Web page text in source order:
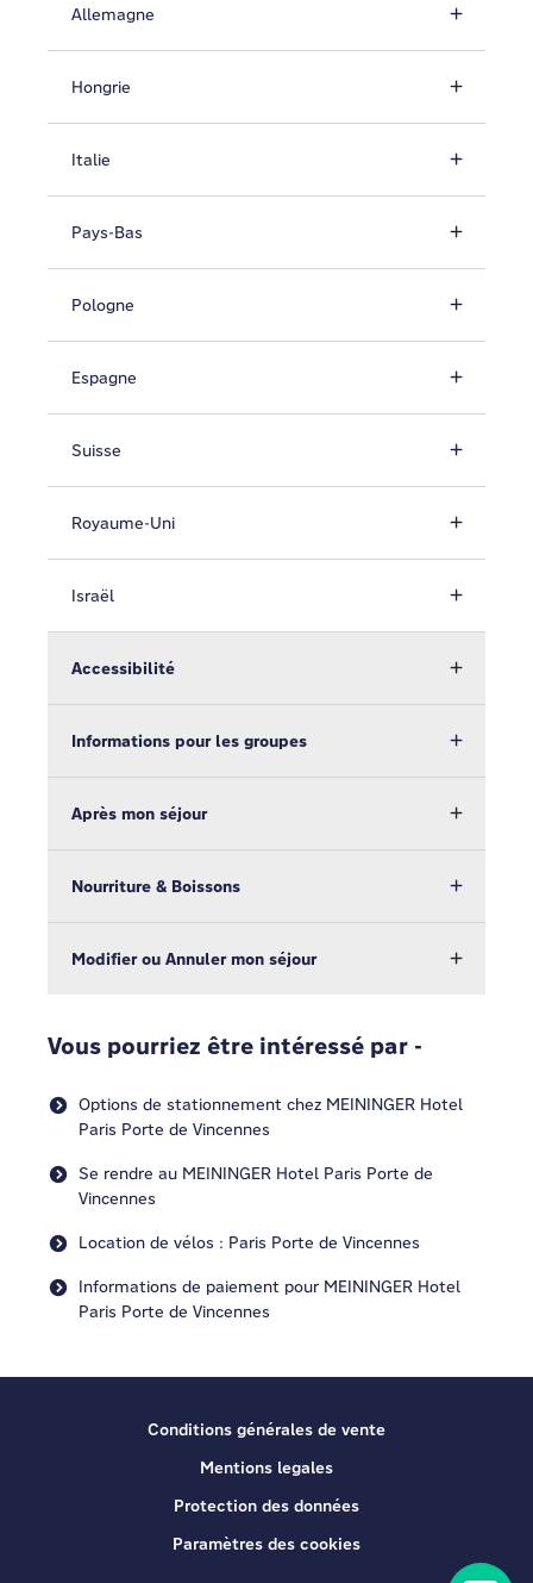
Allemagne
Hongrie
Italie
Pays-Bas
Pologne
Espagne
Suisse
Royaume-Uni
Israël
Accessibilité
Informations pour les groupes
Après mon séjour
Nourriture & Boissons
Modifier ou Annuler mon séjour
Vous pourriez être intéressé par -
Options de stationnement chez MEININGER Hotel
Paris Porte de Vincennes
Se rendre au MEININGER Hotel Paris Porte de
Vincennes
Location de vélos : Paris Porte de Vincennes
Informations de paiement pour MEININGER Hotel
Paris Porte de Vincennes
Conditions générales de vente
Mentions legales
Protection des données
Paramètres des cookies